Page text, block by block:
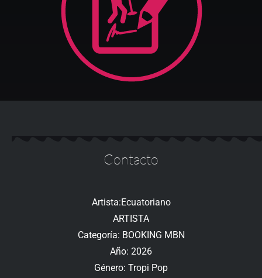
Contacto
Artista:Ecuatoriano
ARTISTA
Categoría: BOOKING MBN
Año: 2026
Género: Tropi Pop